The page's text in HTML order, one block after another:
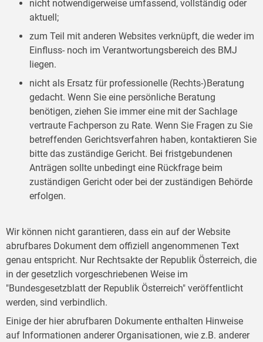
nicht notwendigerweise umfassend, vollständig oder
aktuell;
zum Teil mit anderen Websites verknüpft, die weder im
Einfluss- noch im Verantwortungsbereich des BMJ
liegen.
nicht als Ersatz für professionelle (Rechts-)Beratung
gedacht. Wenn Sie eine persönliche Beratung
benötigen, ziehen Sie immer eine mit der Sachlage
vertraute Fachperson zu Rate. Wenn Sie Fragen zu Sie
betreffenden Gerichtsverfahren haben, kontaktieren Sie
bitte das zuständige Gericht. Bei fristgebundenen
Anträgen sollte unbedingt eine Rückfrage beim
zuständigen Gericht oder bei der zuständigen Behörde
erfolgen.
Wir können nicht garantieren, dass ein auf der Website
abrufbares Dokument dem offiziell angenommenen Text
genau entspricht. Nur Rechtsakte der Republik Österreich, die
in der gesetzlich vorgeschriebenen Weise im
"Bundesgesetzblatt der Republik Österreich" veröffentlicht
werden, sind verbindlich.
Einige der hier abrufbaren Dokumente enthalten Hinweise
auf Informationen anderer Organisationen, wie z.B. anderer